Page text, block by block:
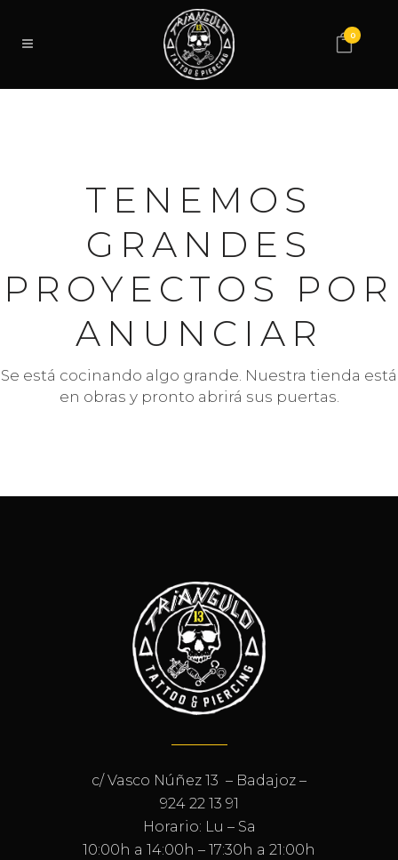
0
TENEMOS
GRANDES
PROYECTOS POR
ANUNCIAR
Se está cocinando algo grande. Nuestra tienda está
en obras y pronto abrirá sus puertas.
c/ Vasco Núñez 13 – Badajoz –
924 22 13 91
Horario: Lu – Sa
10:00h a 14:00h – 17:30h a 21:00h